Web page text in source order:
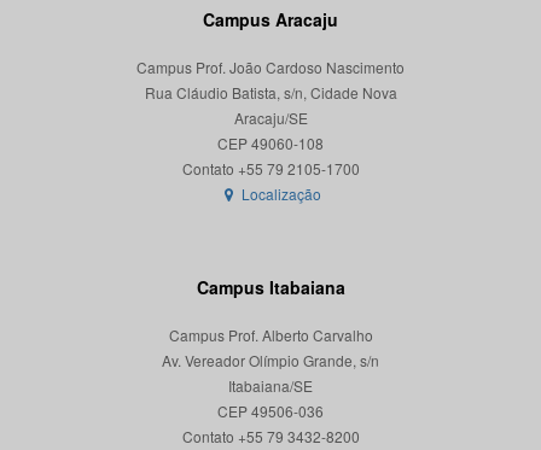
Campus Aracaju
Campus Prof. João Cardoso Nascimento
Rua Cláudio Batista, s/n, Cidade Nova
Aracaju/SE
CEP 49060-108
Localização
Campus Itabaiana
Campus Prof. Alberto Carvalho
Av. Vereador Olímpio Grande, s/n
Itabaiana/SE
CEP 49506-036